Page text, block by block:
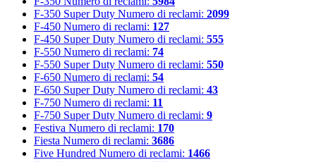
F-350 Super Duty Numero di reclami: 2099
F-450 Numero di reclami: 127
F-450 Super Duty Numero di reclami: 555
F-550 Numero di reclami: 74
F-550 Super Duty Numero di reclami: 550
F-650 Numero di reclami: 54
F-650 Super Duty Numero di reclami: 43
F-750 Numero di reclami: 11
F-750 Super Duty Numero di reclami: 9
Festiva Numero di reclami: 170
Fiesta Numero di reclami: 3686
Five Hundred Numero di reclami: 1466